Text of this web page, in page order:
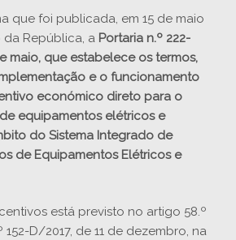
que foi publicada, em 15 de maio
da República, a Portaria n.º 222-
maio, que estabelece os termos,
e o funcionamento
económico direto para o
equipamentos elétricos e
do Sistema Integrado de
de Equipamentos Elétricos e
está previsto no artigo 58.º
D/2017, de 11 de dezembro, na